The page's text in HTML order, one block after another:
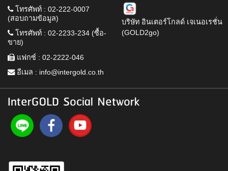
โทรศัพท์ : 02-222-0007
(สอบถามข้อมูล)
โทรศัพท์ : 02-2233-234 (ซื้อ-
ขาย)
แฟกซ์ : 02-2222-046
อีเมล : info@intergold.co.th
บริษัท อินเตอร์โกลด์ เจเนอเรชั่น
(GOLD2go)
InterGOLD Social Network